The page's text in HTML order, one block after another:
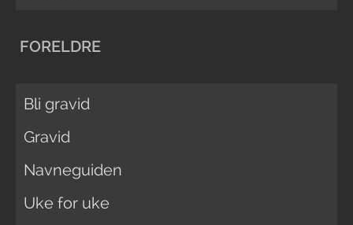
FORELDRE
Bli gravid
Gravid
Navneguiden
Uke for uke